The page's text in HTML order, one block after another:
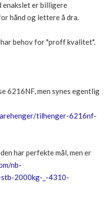
enakslet er billigere
hånd og lettere å dra.
har behov for "proff kvalitet".
6216NF, men synes egentlig
tilhenger-6216nf-
har perfekte mål, men er
nb-
2000kg-_-4310-